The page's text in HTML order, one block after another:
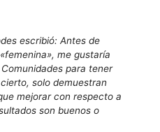
escribió: Antes de
me gustaría
para tener
solo demuestran
mejorar con respecto a
son buenos o